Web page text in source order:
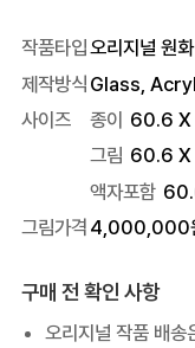
작품타입오리지널 원화
제작방식 Glass,
사이즈
종이 60.6
그림 60.6
액자포함
그림가격 4,000,000
구매 전 확인 사항
오리지널 작품 배송